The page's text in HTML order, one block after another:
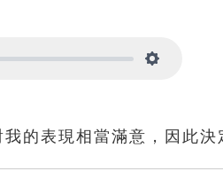
我的表現相當滿意，因此決